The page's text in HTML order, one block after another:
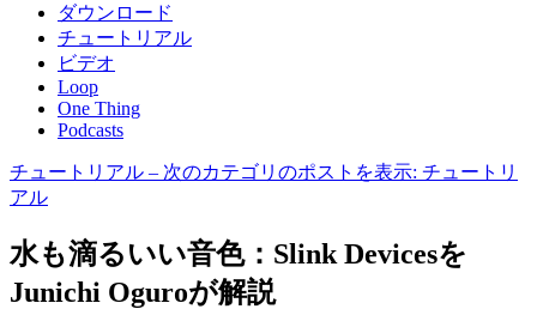
ダウンロード
チュートリアル
ビデオ
Loop
One Thing
Podcasts
チュートリアル – 次のカテゴリのポストを表示: チュートリ
アル
水も滴るいい音色：Slink Devicesを
Junichi Oguroが解説